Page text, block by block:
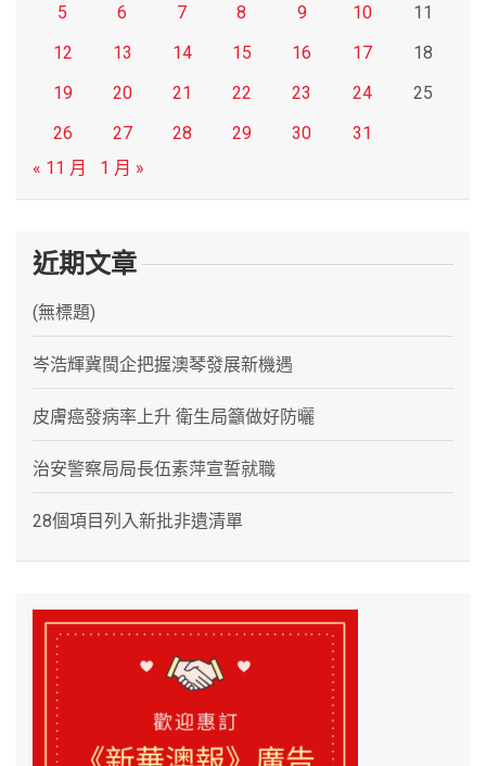
5
6 7 8 9 10
11
12
13 14 15 16 17
18
19
20 21 22 23 24
25
26
27 28 29 30
31
« 11 月
1 月 »
近期文章
(無標題)
岑浩輝冀閩企把握澳琴發展新機遇
皮膚癌發病率上升 衛生局籲做好防曬
治安警察局局長伍素萍宣誓就職
28個項目列入新批非遺清單